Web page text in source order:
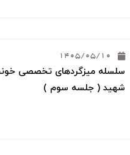
1405/05/10
سلسله میزگردهای تخصصی
شهید ( جلسه سوم )